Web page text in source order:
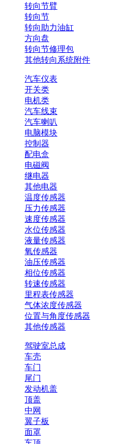
转向节臂
转向节
转向助力油缸
方向盘
转向节修理包
其他转向系统附件
汽车仪表
开关类
电机类
汽车线束
汽车喇叭
电脑模块
控制器
配电盒
电磁阀
继电器
其他电器
温度传感器
压力传感器
速度传感器
水位传感器
液量传感器
氧传感器
油压传感器
相位传感器
转速传感器
里程表传感器
气体浓度传感器
位置与角度传感器
其他传感器
驾驶室总成
车壳
车门
尾门
发动机盖
顶盖
中网
翼子板
面罩